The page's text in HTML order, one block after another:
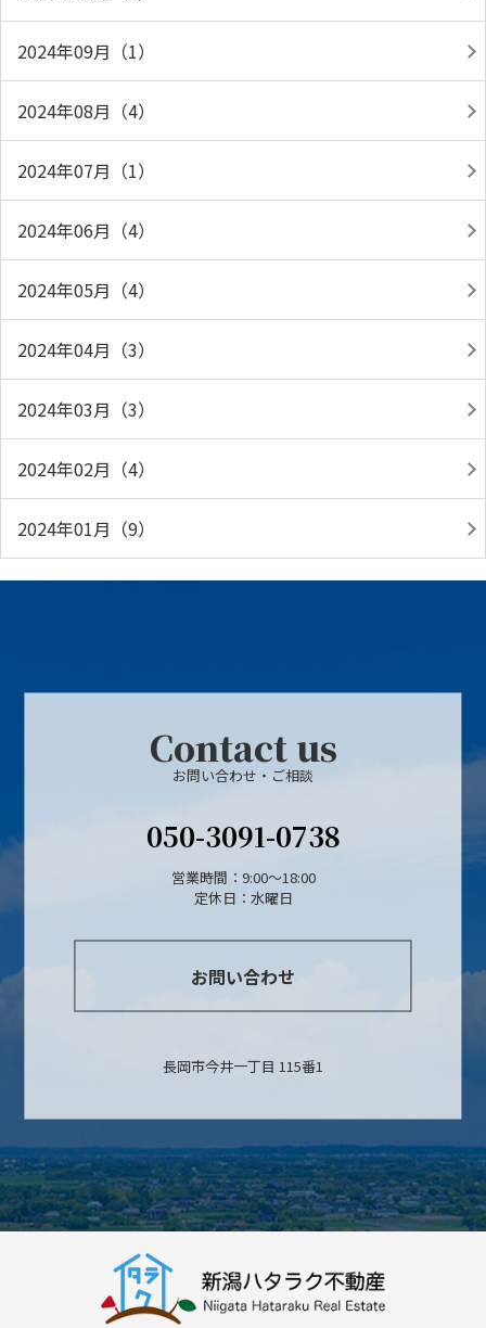
2024年09月（1）
2024年08月（4）
2024年07月（1）
2024年06月（4）
2024年05月（4）
2024年04月（3）
2024年03月（3）
2024年02月（4）
2024年01月（9）
Contact us
お問い合わせ・ご相談
050-3091-0738
営業時間：9:00～18:00
定休日：水曜日
お問い合わせ
長岡市今井一丁目 115番1